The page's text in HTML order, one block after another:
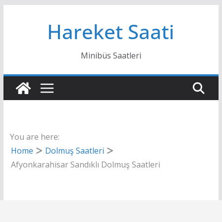
Hareket Saati
Minibüs Saatleri
You are here:
Home
Dolmuş Saatleri
Afyonkarahisar Sandıklı Dolmuş Saatleri